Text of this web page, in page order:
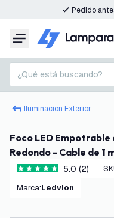
Pedido
Menú
¿Qué está buscando?
Iluminacion Exterior
Foco LED Empotrable en suelo - IP67 - 3W - 2700K -
Redondo - Cable de 1
5 estrellas de puntuación
5.0 (2)
Marca: Ledvion